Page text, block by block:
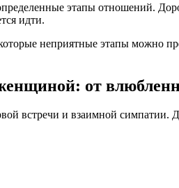
этапы отношений.
идти.
неприятные этапы можно
от
встречи и взаимной симпатии.